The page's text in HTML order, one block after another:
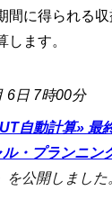
間に得られる
します。
6日 7時00分
自動計算» 最
ル・プランニン
を公開しました